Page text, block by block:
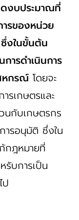
งบประมาณที่
ารของหน่วย
งในขั้นต้น
ารดำเนินการ
หกรณ์ โดยจะ
รเกษตรและ
นกับเกษตรกร
รอนุมัติ ซึ่งใน
กฎหมายที่
รับการเป็น
ป